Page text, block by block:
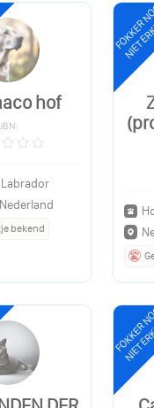
hof
bekend
FOKKER
NIET
FOKKER
NIET